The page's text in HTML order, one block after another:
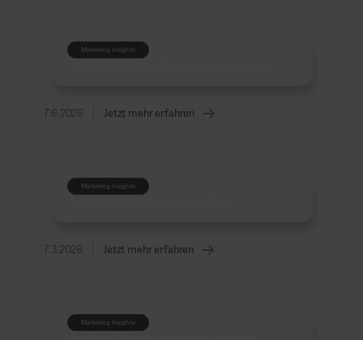
Marketing Insights
7.6.2026 Jetzt mehr erfahren
Marketing Insights
7.3.2026 Jetzt mehr erfahren
Marketing Insights